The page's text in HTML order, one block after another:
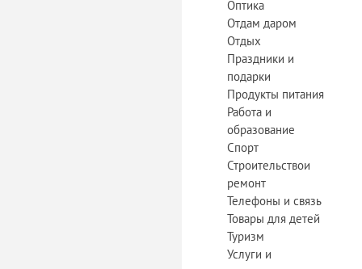
Оптика
Отдам даром
Отдых
Праздники и
подарки
Продукты питания
Работа и
образование
Спорт
Строительствои
ремонт
Телефоны и связь
Товары для детей
Туризм
Услуги и